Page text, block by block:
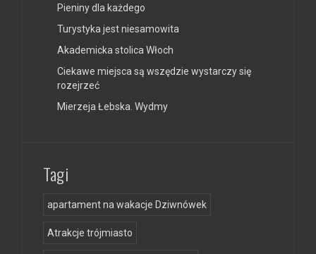
Pieniny dla każdego
Turystyka jest niesamowita
Akademicka stolica Włoch
Ciekawe miejsca są wszędzie wystarczy się
rozejrzeć
Mierzeja Łebska. Wydmy
Tagi
apartament na wakacje Dziwnówek
Atrakcje trójmiasto